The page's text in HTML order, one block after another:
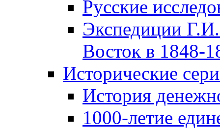
Русские
Экспедиции
Восток в 1848-
Исторические
История
1000-летие